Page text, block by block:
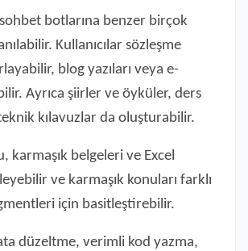
botlarına benzer birçok
Kullanıcılar sözleşme
blog yazıları veya e-
Ayrıca şiirler ve öyküler, ders
kılavuzlar da oluşturabilir.
karmaşık belgeleri ve Excel
ve karmaşık konuları farklı
için basitleştirebilir.
düzeltme, verimli kod yazma,